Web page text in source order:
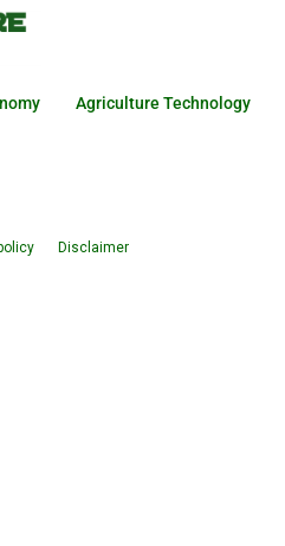
Agriculture Technology
Disclaimer